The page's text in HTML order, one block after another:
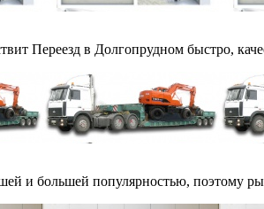
Переезд в Долгопрудном быстро,
и большей популярностью, поэтому